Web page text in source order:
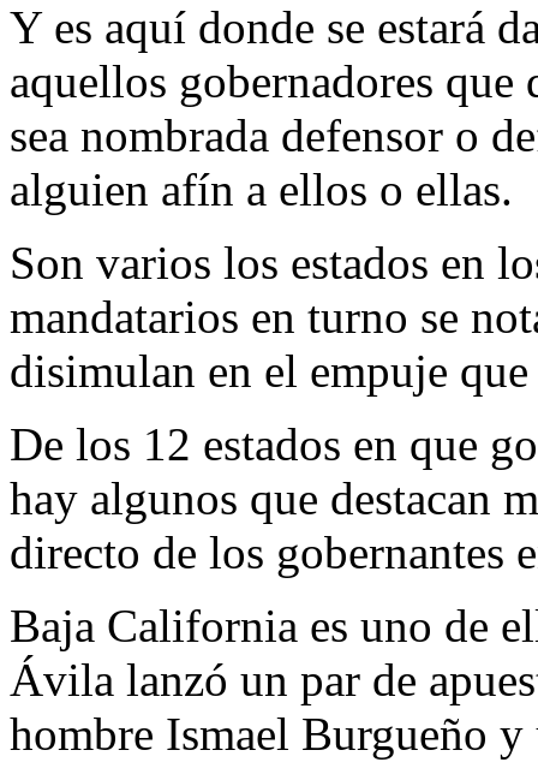
Y es aquí donde se estará
aquellos gobernadores
sea nombrada defensor o
alguien afín a ellos o ellas.
Son varios los estados en
mandatarios en turno se
disimulan en el empuje que
De los 12 estados en que
hay algunos que destacan
directo de los gobernantes
Baja California es uno de
Ávila lanzó un par de
hombre Ismael Burgueño